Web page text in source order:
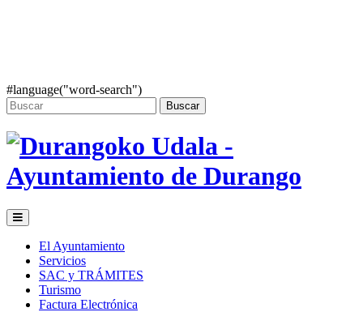
#language("word-search")
Buscar
El Ayuntamiento
Servicios
SAC y TRÁMITES
Turismo
Factura Electrónica